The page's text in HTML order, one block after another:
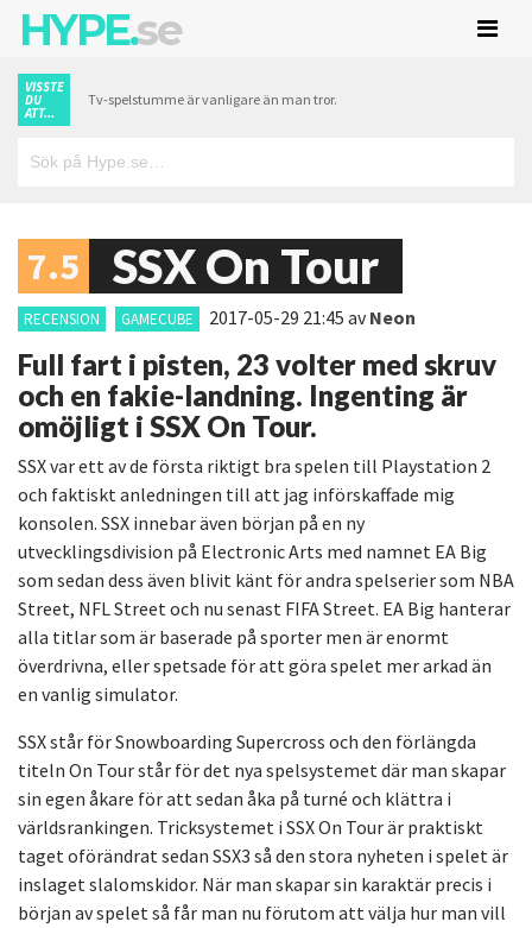
HYPE.se
VISSTE
DU
ATT...
Tv-spelstumme är vanligare än man tror.
7.5 SSX On Tour
RECENSION GAMECUBE 2017-05-29 21:45 avNeon
Full fart i pisten, 23 volter med skruv
och en fakie-landning. Ingenting är
omöjligt i SSX On Tour.
SSX var ett av de första riktigt bra spelen till Playstation 2
och faktiskt anledningen till att jag införskaffade mig
konsolen. SSX innebar även början på en ny
utvecklingsdivision på Electronic Arts med namnet EA Big
som sedan dess även blivit känt för andra spelserier som NBA
Street, NFL Street och nu senast FIFA Street. EA Big hanterar
alla titlar som är baserade på sporter men är enormt
överdrivna, eller spetsade för att göra spelet mer arkad än
en vanlig simulator.
SSX står för Snowboarding Supercross och den förlängda
titeln On Tour står för det nya spelsystemet där man skapar
sin egen åkare för att sedan åka på turné och klättra i
världsrankingen. Tricksystemet i SSX On Tour är praktiskt
taget oförändrat sedan SSX3 så den stora nyheten i spelet är
inslaget slalomskidor. När man skapar sin karaktär precis i
början av spelet så får man nu förutom att välja hur man vill